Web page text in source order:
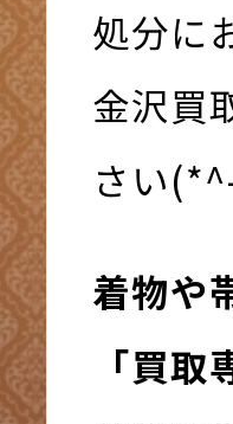
処分に
金沢買
さい
着物や
「買